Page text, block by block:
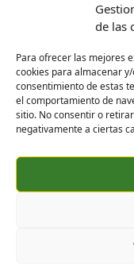
de las
Para ofrecer las mejores
cookies para almacenar
consentimiento de estas
el comportamiento de
sitio. No consentir o
negativamente a ciertas
Formación
Trabaja con